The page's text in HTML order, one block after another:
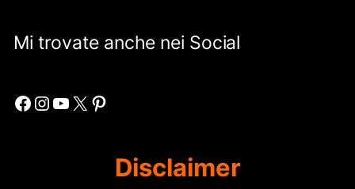
Mi trovate anche nei Social
Facebook Instagram YouTube X Pinterest
Disclaimer